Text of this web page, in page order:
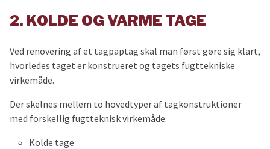
2. KOLDE OG VARME TAGE
Ved renovering af et tagpaptag skal man først gøre sig klart,
hvorledes taget er konstrueret og tagets fugttekniske
virkemåde.
Der skelnes mellem to hovedtyper af tagkonstruktioner
med forskellig fugtteknisk virkemåde:
Kolde tage